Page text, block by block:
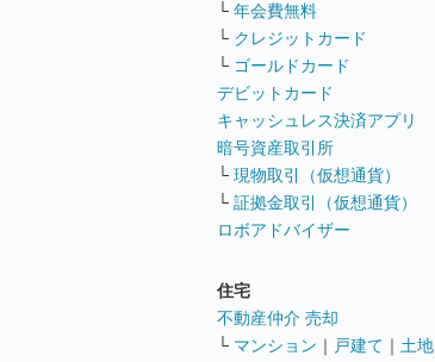
└ 年会費無料
└ クレジットカード
└ ゴールドカード
デビットカード
キャッシュレス決済アプリ
暗号資産取引所
└ 現物取引（仮想通貨）
└ 証拠金取引（仮想通貨）
ロボアドバイザー
住宅
不動産仲介 売却
└ マンション ｜ 戸建て ｜ 土地